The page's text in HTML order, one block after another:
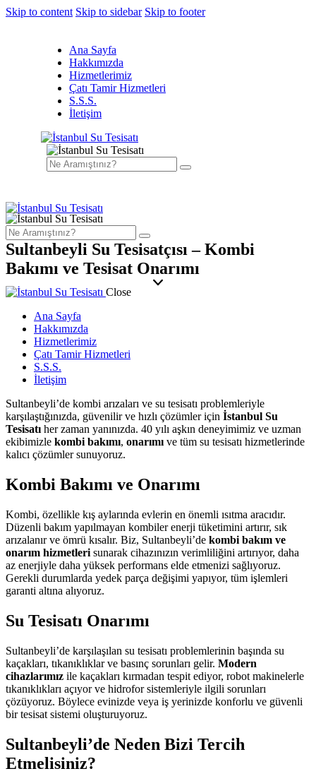
Skip to content Skip to sidebar Skip to footer
Ana Sayfa
Hakkımızda
Hizmetlerimiz
Çatı Tamir Hizmetleri
S.S.S.
İletişim
Sultanbeyli Su Tesisatçısı – Kombi
Bakımı ve Tesisat Onarımı
Close
Ana Sayfa
Hakkımızda
Hizmetlerimiz
Çatı Tamir Hizmetleri
S.S.S.
İletişim
facebook-
1
instagram
Sultanbeyli’de kombi arızaları ve su tesisatı problemleriyle
karşılaştığınızda, güvenilir ve hızlı çözümler için İstanbul Su
Tesisatı her zaman yanınızda. 40 yılı aşkın deneyimimiz ve uzman
ekibimizle kombi bakımı, onarımı ve tüm su tesisatı hizmetlerinde
kalıcı çözümler sunuyoruz.
Kombi Bakımı ve Onarımı
Kombi, özellikle kış aylarında evlerin en önemli ısıtma aracıdır.
Düzenli bakım yapılmayan kombiler enerji tüketimini artırır, sık
arızalanır ve ömrü kısalır. Biz, Sultanbeyli’de kombi bakım ve
onarım hizmetleri sunarak cihazınızın verimliliğini artırıyor, daha
az enerjiyle daha yüksek performans elde etmenizi sağlıyoruz.
Gerekli durumlarda yedek parça değişimi yapıyor, tüm işlemleri
garanti altına alıyoruz.
Su Tesisatı Onarımı
Sultanbeyli’de karşılaşılan su tesisatı problemlerinin başında su
kaçakları, tıkanıklıklar ve basınç sorunları gelir. Modern
cihazlarımız ile kaçakları kırmadan tespit ediyor, robot makinelerle
tıkanıklıkları açıyor ve hidrofor sistemleriyle ilgili sorunları
çözüyoruz. Böylece evinizde veya iş yerinizde konforlu ve güvenli
bir tesisat sistemi oluşturuyoruz.
Sultanbeyli’de Neden Bizi Tercih
Etmelisiniz?